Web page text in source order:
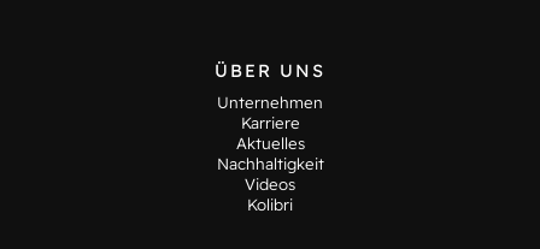
ÜBER UNS
Unternehmen
Karriere
Aktuelles
Nachhaltigkeit
Videos
Kolibri